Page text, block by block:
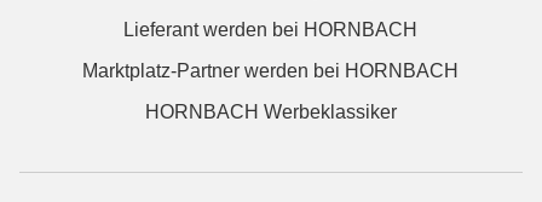
Lieferant werden bei HORNBACH
Marktplatz-Partner werden bei HORNBACH
HORNBACH Werbeklassiker